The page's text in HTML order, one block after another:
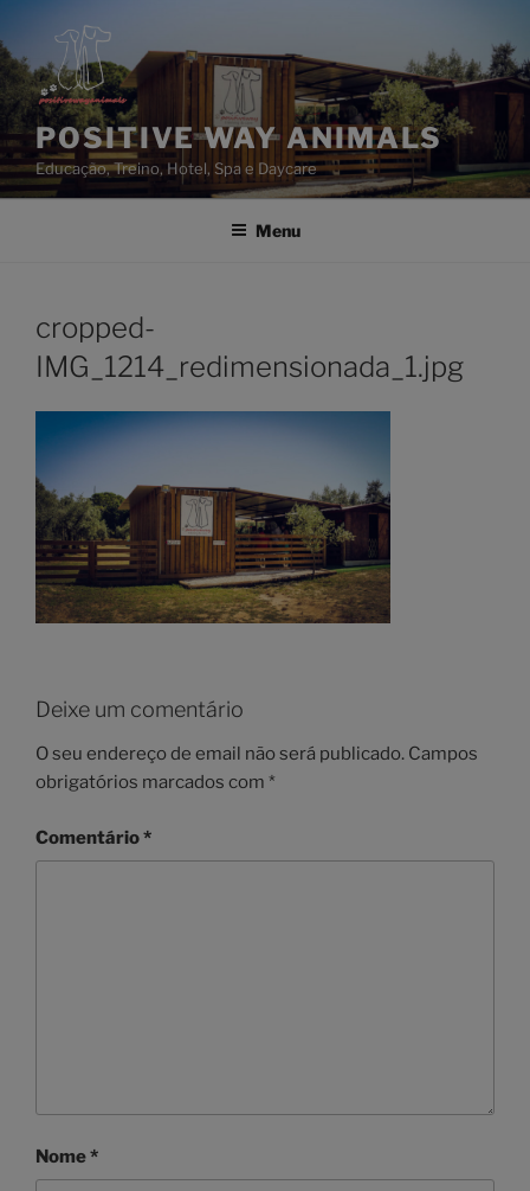
para
o
conteúdo
POSITIVE WAY ANIMALS
Educação, Treino, Hotel, Spa e Daycare
Menu
cropped-
IMG_1214_redimensionada_1.jpg
Deixe um comentário
O seu endereço de email não será publicado. Campos
obrigatórios marcados com *
Comentário*
Nome*